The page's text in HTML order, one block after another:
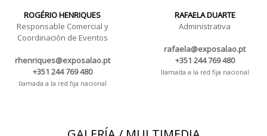
ROGÉRIO HENRIQUES
Responsable Comercial y
Coordinación de Eventos
rhenriques@exposalao.pt
+351 244 769 480
llamada a la red fija nacional
RAFAELA DUARTE
Administrativa
rafaela@exposalao.pt
+351 244 769 480
llamada a la red fija nacional